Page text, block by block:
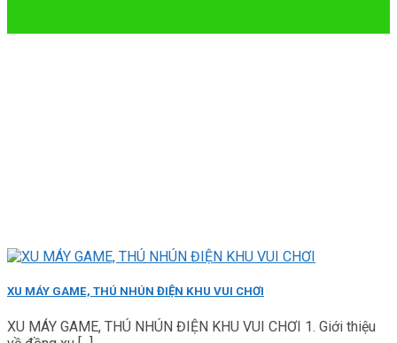
XU MÁY GAME, THÚ NHÚN ĐIỆN KHU VUI CHƠI
XU MÁY GAME, THÚ NHÚN ĐIỆN KHU VUI CHƠI 1. Giới thiệu